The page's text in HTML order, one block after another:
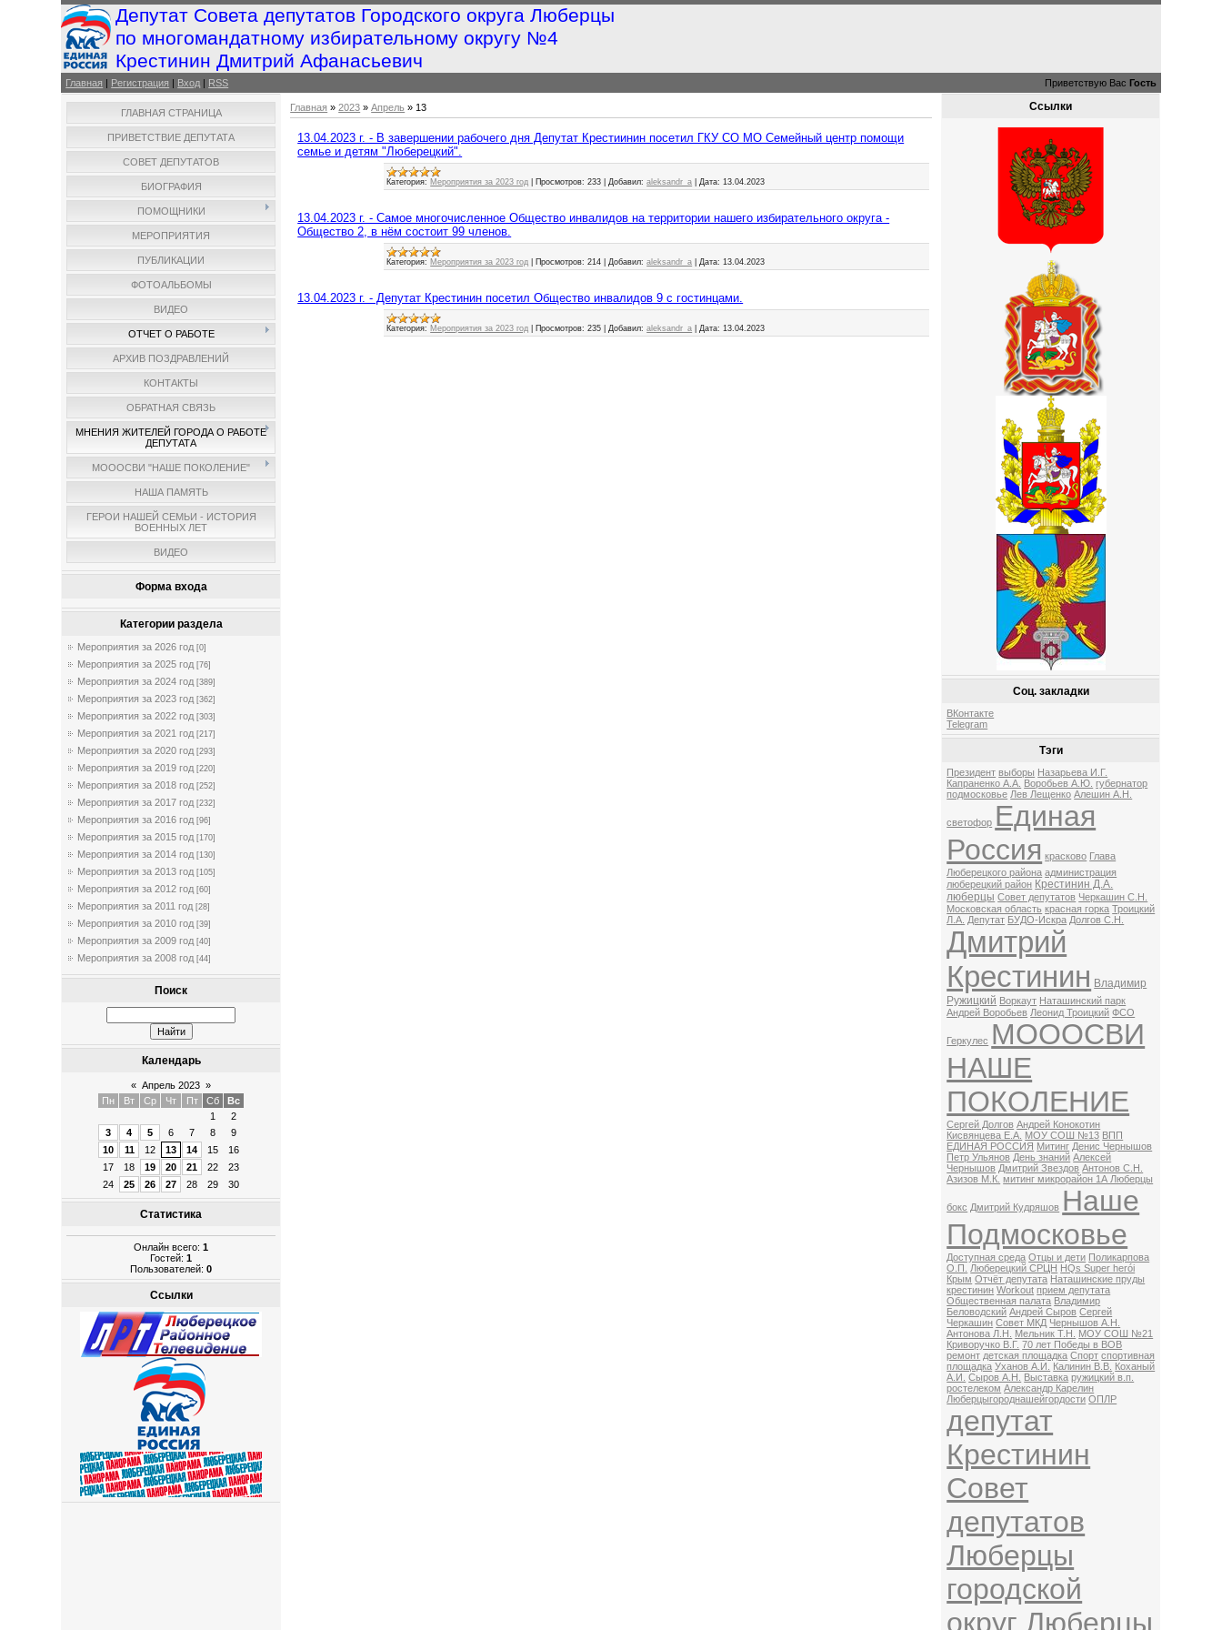
Депутат Совета депутатов Городского округа Люберцы
по многомандатному избирательному округу №4
Крестинин Дмитрий Афанасьевич
Главная | Регистрация | Вход | RSS Приветствую Вас Гость
ГЛАВНАЯ СТРАНИЦА
ПРИВЕТСТВИЕ ДЕПУТАТА
СОВЕТ ДЕПУТАТОВ
БИОГРАФИЯ
ПОМОЩНИКИ
МЕРОПРИЯТИЯ
ПУБЛИКАЦИИ
ФОТОАЛЬБОМЫ
ВИДЕО
ОТЧЕТ О РАБОТЕ
АРХИВ ПОЗДРАВЛЕНИЙ
КОНТАКТЫ
ОБРАТНАЯ СВЯЗЬ
МНЕНИЯ ЖИТЕЛЕЙ ГОРОДА О РАБОТЕ
ДЕПУТАТА
МОООСВИ "НАШЕ ПОКОЛЕНИЕ"
НАША ПАМЯТЬ
ГЕРОИ НАШЕЙ СЕМЬИ - ИСТОРИЯ
ВОЕННЫХ ЛЕТ
ВИДЕО
Форма входа
Категории раздела
Мероприятия за 2026 год [0]
Мероприятия за 2025 год [76]
Мероприятия за 2024 год [389]
Мероприятия за 2023 год [362]
Мероприятия за 2022 год [303]
Мероприятия за 2021 год [217]
Мероприятия за 2020 год [293]
Мероприятия за 2019 год [220]
Мероприятия за 2018 год [252]
Мероприятия за 2017 год [232]
Мероприятия за 2016 год [96]
Мероприятия за 2015 год [170]
Мероприятия за 2014 год [130]
Мероприятия за 2013 год [105]
Мероприятия за 2012 год [60]
Мероприятия за 2011 год [28]
Мероприятия за 2010 год [39]
Мероприятия за 2009 год [40]
Мероприятия за 2008 год [44]
Поиск
Календарь
« Апрель 2023 »
Пн
Вт Ср Чт Пт Сб
Вс
1
2
3
4 5 6 7 8
9
10
11 12 13 14 15
16
17
18 19 20 21 22
23
24
25 26 27 28 29 30
Статистика
Онлайн всего:1
Гостей:1
Пользователей:0
Ссылки
Главная »2023 » Апрель » 13
13.04.2023 г. - В завершении рабочего дня Депутат Крестиинин посетил ГКУ СО МО Семейный центр помощи
семье и детям "Люберецкий".
Категория: Мероприятия за 2023 год Просмотров: 233 Добавил: aleksandr_a Дата: 13.04.2023
13.04.2023 г. - Самое многочисленное Общество инвалидов на территории нашего избирательного округа -
Общество 2, в нём состоит 99 членов.
Категория: Мероприятия за 2023 год Просмотров: 214 Добавил: aleksandr_a Дата: 13.04.2023
13.04.2023 г. - Депутат Крестинин посетил Общество инвалидов 9 с гостинцами.
Категория: Мероприятия за 2023 год Просмотров: 235 Добавил: aleksandr_a Дата: 13.04.2023
Ссылки
Соц. закладки
ВКонтакте
Telegram
Тэги
Президент выборы Назарьева И.Г.
Капраненко А.А. Воробьев А.Ю. губернатор
подмосковье Лев Лещенко Алешин А.Н.
светофор Единая
Россия красково Глава
Люберецкого района администрация
люберецкий район Крестинин Д.А.
люберцы Совет депутатов Черкашин С.Н.
Московская область красная горка Троицкий
Л.А. Депутат БУДО-Искра Долгов С.Н.
Дмитрий
Крестинин Владимир
Ружицкий Воркаут Наташинский парк
Андрей Воробьев Леонид Троицкий ФСО
Геркулес МОООСВИ
НАШЕ
ПОКОЛЕНИЕ
Сергей Долгов Андрей Конокотин
Кисвянцева Е.А. МОУ СОШ №13 ВПП
ЕДИНАЯ РОССИЯ Митинг Денис Чернышов
Петр Ульянов День знаний Алексей
Чернышов Дмитрий Звездов Антонов С.Н.
Азизов М.К. митинг микрорайон 1А Люберцы
бокс Дмитрий Кудряшов Наше
Подмосковье
Доступная среда Отцы и дети Поликарпова
О.П.
Люберецкий СРЦН HQs Super herói
Крым Отчёт депутата Наташинские пруды
крестинин Workout прием депутата
Общественная палата Владимир
Беловодский Андрей Сыров Сергей
Черкашин Совет МКД Чернышов А.Н.
Антонова Л.Н.
Мельник Т.Н.
МОУ СОШ №21
Криворучко В.Г. 70 лет Победы в ВОВ
ремонт детская площадка Спорт спортивная
площадка Уханов А.И. Калинин В.В. Коханый
А.И.
Сыров А.Н. Выставка ружицкий в.п.
ростелеком Александр Карелин
Люберцыгороднашейгордости ОПЛР
депутат
Крестинин
Совет
депутатов
Люберцы
городской
округ Люберцы